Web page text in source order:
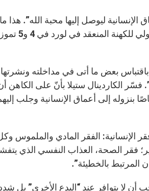
ليوصل إليها محبة الله”. هذا ما
فسّر الكاردينال ستيلا بأنّ على
بنزوله إلى أعماق الإنسانية وجلب
الإنسانية: الفقر المادي والملموس
فقر الصحة، العذاب النفسي الذي
المرتبط بالخطيئة”.
أن لا يتوافر عند “البدع الأخرى” بل